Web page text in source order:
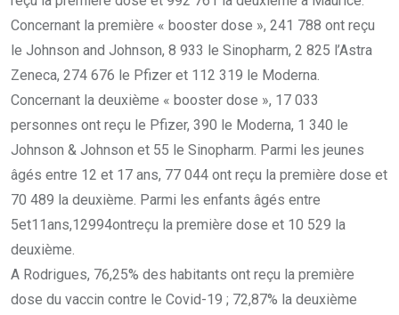
Concernant la première « booster dose », 241 788 ont reçu
le Johnson and Johnson, 8 933 le Sinopharm, 2 825 l’Astra
Zeneca, 274 676 le Pfizer et 112 319 le Moderna.
Concernant la deuxième « booster dose », 17 033
personnes ont reçu le Pfizer, 390 le Moderna, 1 340 le
Johnson & Johnson et 55 le Sinopharm. Parmi les jeunes
âgés entre 12 et 17 ans, 77 044 ont reçu la première dose et
70 489 la deuxième. Parmi les enfants âgés entre
5et11ans,12994ontreçu la première dose et 10 529 la
deuxième.
A Rodrigues, 76,25% des habitants ont reçu la première
dose du vaccin contre le Covid-19 ; 72,87% la deuxième